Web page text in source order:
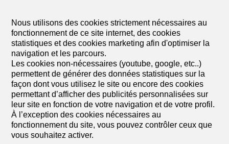
CHF 835'000.-
dans un cadre champêtre, 1535 Combremont-le-
Grand
A convenir
LES VILLAS DU GRAND PRÉ Villa mitoyenne de 4.5
pièces – Lot C1
Les Villas du Grand Pré – Votre nouveau chez-vous à
Combremont-le-Grand Vous rêvez d'une villa neuve dans
un environnement paisible, tout en restant proche des
commodités ? Découvrez Les Villas du Grand Pré, une
nouvelle promotion de seulement 5 villas (2 individuelles
Nous utilisons des cookies strictement nécessaires au
fonctionnement de ce site internet, des cookies
statistiques et des cookies marketing afin d'optimiser la
navigation et les parcours.
Les cookies non-nécessaires (youtube, google, etc..)
permettent de générer des données statistiques sur la
façon dont vous utilisez le site ou encore des cookies
permettant d’afficher des publicités personnalisées sur
leur site en fonction de votre navigation et de votre profil.
À l’exception des cookies nécessaires au
fonctionnement du site, vous pouvez contrôler ceux que
vous souhaitez activer.